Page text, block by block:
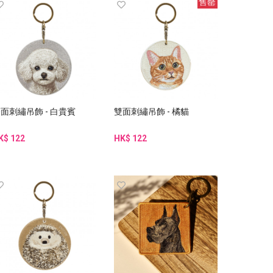
刺繡吊飾 - 白貴賓
122
雙面刺繡吊飾 - 橘貓
HK$ 122